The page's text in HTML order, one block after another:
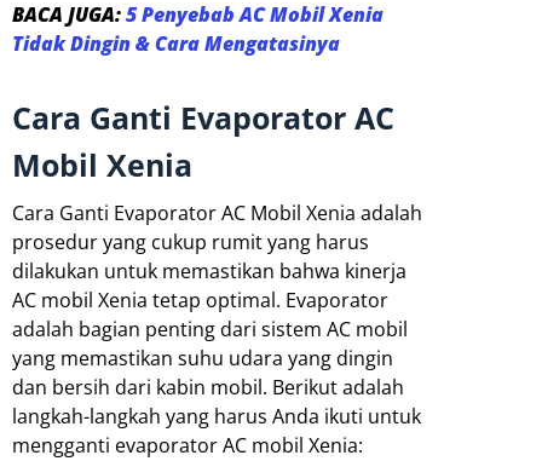
BACA JUGA:5 Penyebab AC Mobil Xenia
Tidak Dingin & Cara Mengatasinya
Cara Ganti Evaporator AC
Mobil Xenia
Cara Ganti Evaporator AC Mobil Xenia adalah
prosedur yang cukup rumit yang harus
dilakukan untuk memastikan bahwa kinerja
AC mobil Xenia tetap optimal. Evaporator
adalah bagian penting dari sistem AC mobil
yang memastikan suhu udara yang dingin
dan bersih dari kabin mobil. Berikut adalah
langkah-langkah yang harus Anda ikuti untuk
mengganti evaporator AC mobil Xenia: